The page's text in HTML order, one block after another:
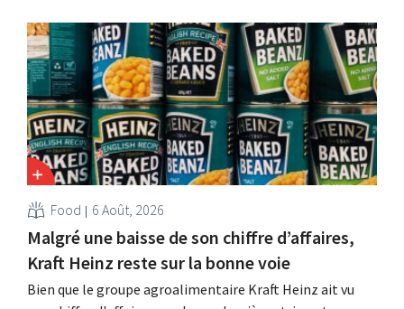
capacité de production de Biscoff : « Nous devons saisir
cette opportunité ».
Food 6 Août, 2026
Malgré une baisse de son chiffre d’affaires,
Kraft Heinz reste sur la bonne voie
Bien que le groupe agroalimentaire Kraft Heinz ait vu